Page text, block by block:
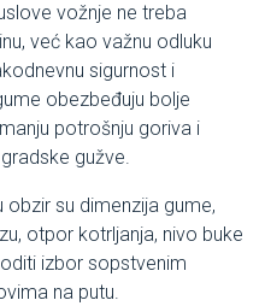
vožnje ne treba
već kao važnu odluku
sigurnost i
obezbeđuju bolje
potrošnju goriva i
gužve.
obzir su dimenzija gume,
otpor kotrljanja, nivo buke
izbor sopstvenim
na putu.